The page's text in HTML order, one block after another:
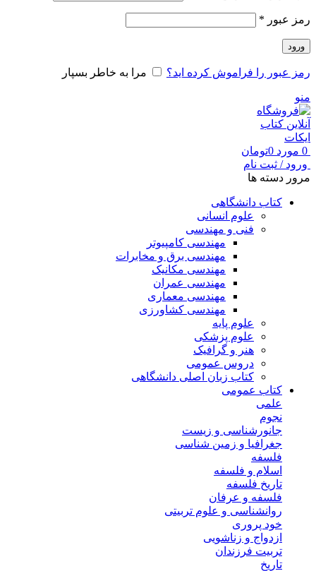
رمز عبور *
ورود
رمز عبور را فراموش کرده اید؟ مرا به خاطر بسپار
منو
0 مورد 0تومان
ورود / ثبت نام
مرور دسته ها
کتاب دانشگاهی
علوم انسانی
فنی و مهندسی
مهندسی کامپیوتر
مهندسی برق و مخابرات
مهندسی مکانیک
مهندسی عمران
مهندسی معماری
مهندسی کشاورزی
علوم پایه
علوم پزشکی
هنر و گرافیک
دروس عمومی
کتاب زبان اصلی دانشگاهی
کتاب عمومی
علمی
نجوم
جانورشناسی و زیست
جغرافیا و زمین شناسی
فلسفه
اسلام و فلسفه
تاریخ فلسفه
فلسفه و عرفان
روانشناسی و علوم تربیتی
خود پروری
ازدواج و زناشویی
تربیت فرزندان
تاریخ